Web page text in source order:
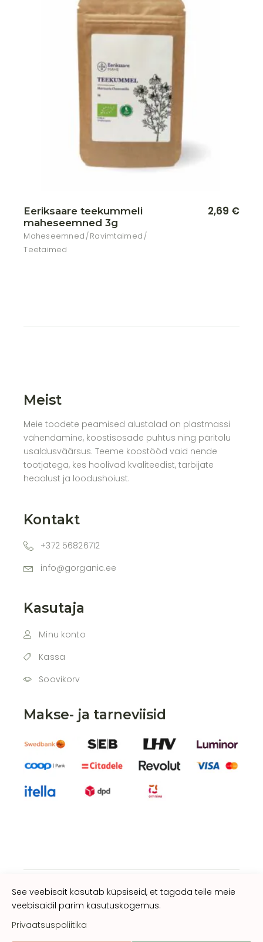
See veebisait kasutab küpsiseid, et tagada teile meie
veebisaidil parim kasutuskogemus.
Privaatsuspoliitika
Eeriksaare teekummeli
maheseemned 3g
Maheseemned Ravimtaimed
Teetaimed
2,69 €
Meist
Meie toodete peamised alustalad on plastmassi
vähendamine, koostisosade puhtus ning päritolu
usaldusväärsus. Teeme koostööd vaid nende
tootjatega, kes hoolivad kvaliteedist, tarbijate
heaolust ja loodushoiust.
Kontakt
+372 56826712
info@gorganic.ee
Kasutaja
Minu konto
Kassa
Soovikorv
Makse- ja tarneviisid
gorganic.eePrivaatsuspoliitika